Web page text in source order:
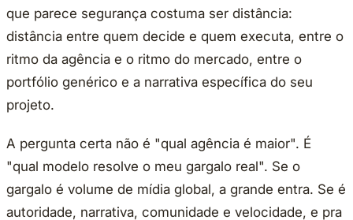
que parece segurança costuma ser distância:
distância entre quem decide e quem executa, entre o
ritmo da agência e o ritmo do mercado, entre o
portfólio genérico e a narrativa específica do seu
projeto.
A pergunta certa não é "qual agência é maior". É
"qual modelo resolve o meu gargalo real". Se o
gargalo é volume de mídia global, a grande entra. Se é
autoridade, narrativa, comunidade e velocidade, e pra